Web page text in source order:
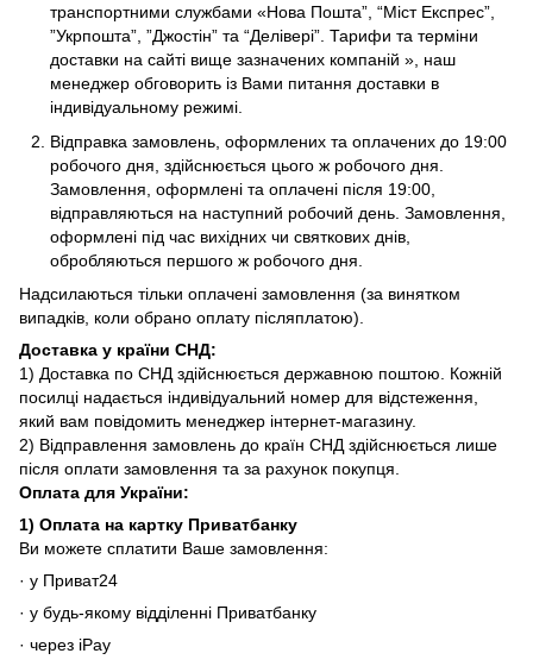
транспортними службами «Нова Пошта”, “Міст Експрес”,
”Укрпошта”, ”Джостін” та “Делівері”. Тарифи та терміни
доставки на сайті вище зазначених компаній », наш
менеджер обговорить із Вами питання доставки в
індивідуальному режимі.
Відправка замовлень, оформлених та оплачених до 19:00
робочого дня, здійснюється цього ж робочого дня.
Замовлення, оформлені та оплачені після 19:00,
відправляються на наступний робочий день. Замовлення,
оформлені під час вихідних чи святкових днів,
обробляються першого ж робочого дня.
Надсилаються тільки оплачені замовлення (за винятком
випадків, коли обрано оплату післяплатою).
Доставка у країни СНД:
1) Доставка по СНД здійснюється державною поштою. Кожній
посилці надається індивідуальний номер для відстеження,
який вам повідомить менеджер інтернет-магазину.
2) Відправлення замовлень до країн СНД здійснюється лише
після оплати замовлення та за рахунок покупця.
Оплата для України:
1) Оплата на картку Приватбанку
Ви можете сплатити Ваше замовлення:
· у Приват24
· у будь-якому відділенні Приватбанку
· через iPay